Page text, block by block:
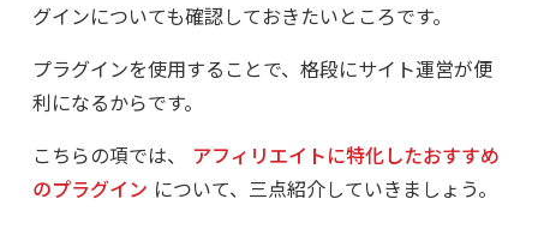
グインについても確認しておきたいところです。
プラグインを使用することで、格段にサイト運営が便
利になるからです。
こちらの項では、
アフィリエイトに特化したおすすめ
のプラグイン について、三点紹介していきましょう。